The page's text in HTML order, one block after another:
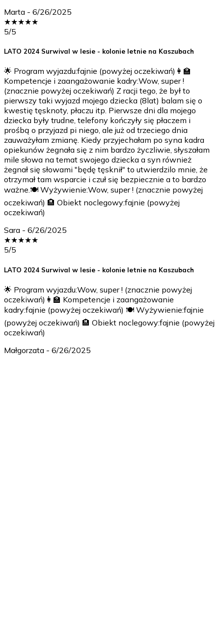
Marta - 6/26/2025
★★★★★
5/5
LATO 2024 Surwival w lesie - kolonie letnie na Kaszubach
🌟 Program wyjazdu:fajnie (powyżej oczekiwań)👩‍🏫
Kompetencje i zaangażowanie kadry:Wow, super !
(znacznie powyżej oczekiwań) Z racji tego, że był to
pierwszy taki wyjazd mojego dziecka (8lat) balam się o
kwestię tęsknoty, płaczu itp. Pierwsze dni dla mojego
dziecka były trudne, telefony kończyły się płaczem i
prośbą o przyjazd pi niego, ale już od trzeciego dnia
zauważyłam zmianę. Kiedy przyjechałam po syna kadra
opiekunów żegnała się z nim bardzo życzliwie, słyszałam
mile słowa na temat swojego dziecka a syn również
żegnał się słowami "będę tęsknił" to utwierdzilo mnie, że
otrzymał tam wsparcie i czuł się bezpiecznie a to bardzo
ważne.🍽️ Wyżywienie:Wow, super ! (znacznie powyżej
oczekiwań) 🏨 Obiekt noclegowy:fajnie (powyżej
oczekiwań)
Sara - 6/26/2025
★★★★★
5/5
LATO 2024 Surwival w lesie - kolonie letnie na Kaszubach
🌟 Program wyjazdu:Wow, super ! (znacznie powyżej
oczekiwań)👩‍🏫 Kompetencje i zaangażowanie
kadry:fajnie (powyżej oczekiwań) 🍽️ Wyżywienie:fajnie
(powyżej oczekiwań) 🏨 Obiekt noclegowy:fajnie (powyżej
oczekiwań)
Małgorzata - 6/26/2025